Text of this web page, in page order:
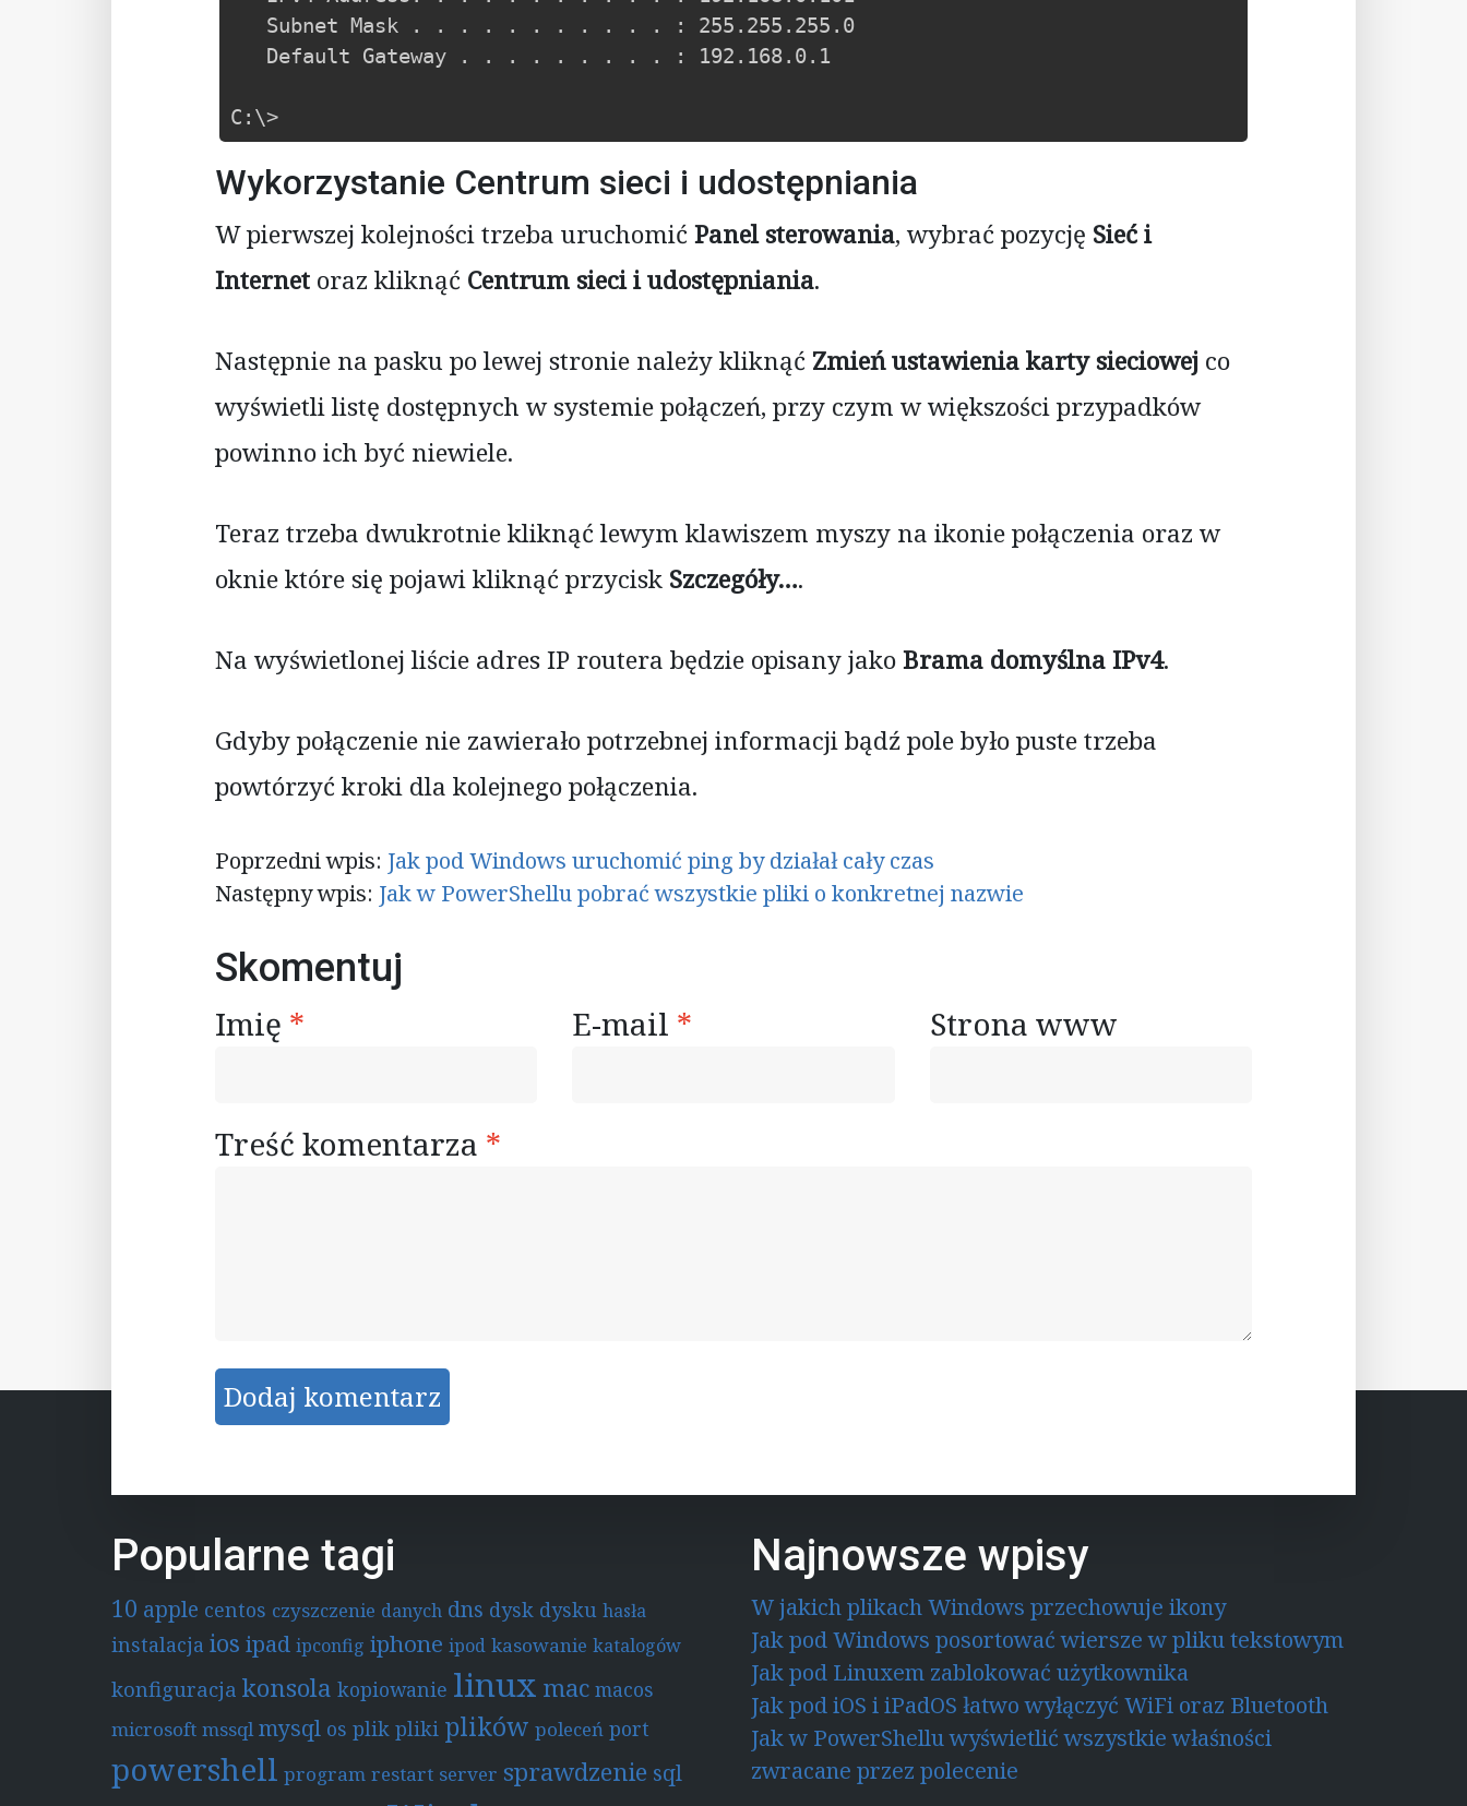
C:\>
Wykorzystanie Centrum sieci i udostępniania
W pierwszej kolejności trzeba uruchomić Panel sterowania, wybrać pozycję Sieć i
Internet oraz kliknąć Centrum sieci i udostępniania.
Następnie na pasku po lewej stronie należy kliknąć Zmień ustawienia karty sieciowej co
wyświetli listę dostępnych w systemie połączeń, przy czym w większości przypadków
powinno ich być niewiele.
Teraz trzeba dwukrotnie kliknąć lewym klawiszem myszy na ikonie połączenia oraz w
oknie które się pojawi kliknąć przycisk Szczegóły….
Na wyświetlonej liście adres IP routera będzie opisany jakoBrama domyślna IPv4.
Gdyby połączenie nie zawierało potrzebnej informacji bądź pole było puste trzeba
powtórzyć kroki dla kolejnego połączenia.
Nawigacja
wpisu
Poprzedni wpis: Jak pod Windows uruchomić ping by działał cały czas
Następny wpis: Jak w PowerShellu pobrać wszystkie pliki o konkretnej nazwie
Skomentuj
Imię * E-mail * Strona www
Treść komentarza *
Popularne tagi
10 apple centos czyszczenie danych dns dysk dysku hasła
instalacja ios ipad ipconfig iphone ipod kasowanie katalogów
konfiguracja konsola kopiowanie linux mac macos
microsoft mssql mysql os plik pliki plików poleceń port
powershell program restart server sprawdzenie sql
Najnowsze wpisy
W jakich plikach Windows przechowuje ikony
Jak pod Windows posortować wiersze w pliku tekstowym
Jak pod Linuxem zablokować użytkownika
Jak pod iOS i iPadOS łatwo wyłączyć WiFi oraz Bluetooth
Jak w PowerShellu wyświetlić wszystkie właśności
zwracane przez polecenie